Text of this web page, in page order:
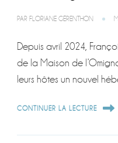
PAR FLORIANE GÉRENTHON
Depuis avril 2024,
de la Maison de
leurs hôtes un nouvel
CONTINUER LA LECTURE